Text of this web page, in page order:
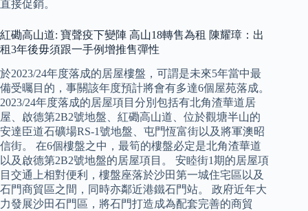
直接促銷。
紅磡高山道: 寶聲疫下變陣 高山18轉售為租 陳耀璋：出
租3年後毋須跟一手例增推售彈性
於2023/24年度落成的居屋樓盤，可謂是未來5年當中最
備受曯目的，事關該年度預計將會有多達6個屋苑落成。
2023/24年度落成的居屋項目分別包括有北角渣華道居
屋、啟德第2B2號地盤、紅磡高山道、位於觀塘半山的
安達臣道石礦場RS-1號地盤、屯門恆富街以及將軍澳昭
信街。 在6個樓盤之中，最筍的樓盤必定是北角渣華道
以及啟德第2B2號地盤的居屋項目。 安睦街1期的居屋項
目交通上相對便利，樓盤座落於沙田第一城住宅區以及
石門商貿區之間，同時亦鄰近港鐵石門站。 政府近年大
力發展沙田石門區，將石門打造成為配套完善的商貿